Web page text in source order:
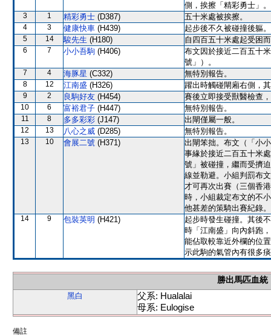
側，挨擦「精彩勇士」
3 1 精彩勇士 (D387) 五十米處被挨擦。
4 3 健康快車 (H439) 起步後不久被碰撞後軀
5 14 駿先生 (H180) 自四百五十米處起受困
6 7 小小吾駒 (H406)
布文因於接近二百五十
號」）。
7 4 海豚星 (C332) 無特別報告。
8 12 江南盛 (H326) 躍出時觸碰閘廂右側，
9 2 良駒好友 (H454) 賽後立即接受獸醫檢查
10 6 富裕君子 (H447) 無特別報告。
11 8 多多彩彩 (J147) 出閘僅屬一般。
12 13 八心之威 (D285) 無特別報告。
13 10 會展二號 (H371)
出閘笨拙。布文（「小
事緣於接近二百五十米
號」被碰撞，繼而受擠
線並勒避。小組判罰布
才可再次出賽（三個香
時，小組裁定布文的不
他甚差的策騎出賽紀錄。
14 9 包裝英明 (H421)
起步時發生碰撞。其後
時「江南盛」向內斜跑
能佔取較靠近外欄的位
示此駒的氣管內有很多
勝出馬匹血統
黑白
父系: Hualalai
母系: Eulogise
備註